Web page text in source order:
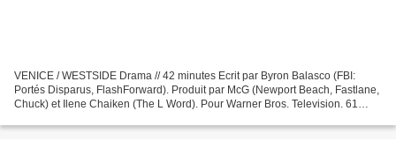
VENICE / WESTSIDE Drama // 42 minutes Ecrit par Byron Balasco (FBI:
Portés Disparus, FlashForward). Produit par McG (Newport Beach, Fastlane,
Chuck) et Ilene Chaiken (The L Word). Pour Warner Bros. Television. 61